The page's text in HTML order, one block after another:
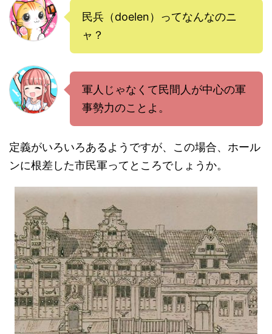
民兵（doelen）ってなんなのニ
ャ？
軍人じゃなくて民間人が中心の軍
事勢力のことよ。
定義がいろいろあるようですが、この場合、ホール
ンに根差した市民軍ってところでしょうか。